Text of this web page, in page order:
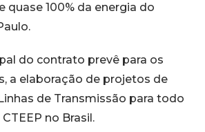
quase 100% da energia do
do contrato prevê para os
a elaboração de projetos de
de Transmissão para todo
no Brasil.